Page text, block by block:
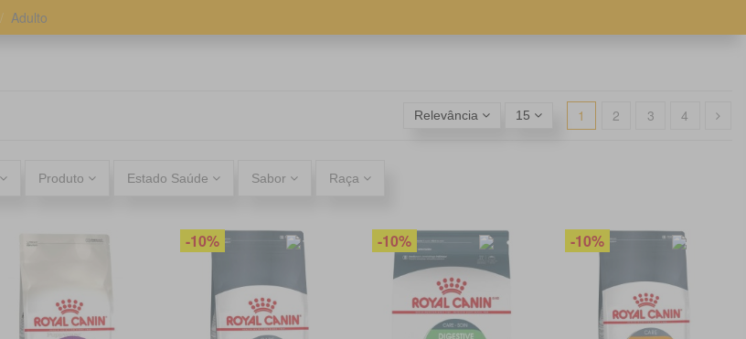
Adulto
Relevância 15 1 2 3 4
Produto Estado Saúde Sabor Raça
-10% -10% -10%